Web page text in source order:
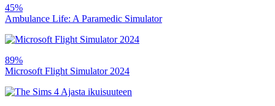
45%
Ambulance Life: A Paramedic Simulator
89%
Microsoft Flight Simulator 2024